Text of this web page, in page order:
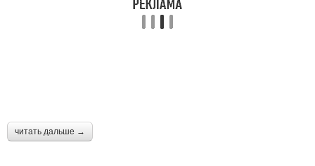
читать дальше →